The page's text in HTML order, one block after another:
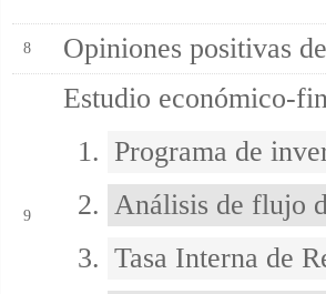
8 Opiniones positivas
9
Estudio económico-
Programa de
Análisis de flujo
Tasa Interna de